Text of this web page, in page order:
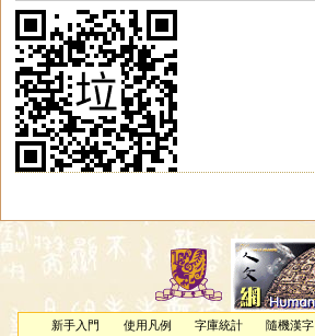
新手入門 使用凡例 字庫統計 隨機漢字